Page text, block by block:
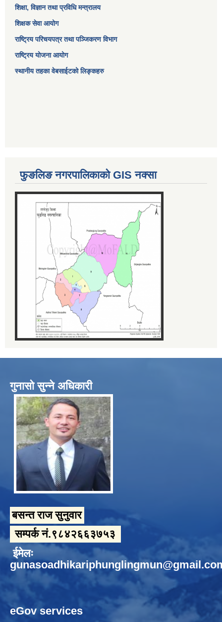
शिक्षा, विज्ञान तथा प्रविधि मन्त्रालय
शिक्षक सेवा आयोग
राष्ट्रिय परिचयपत्र तथा पञ्जिकरण विभाग
राष्ट्रिय योजना आयोग
स्थानीय तहका वेबसाईटको लिङ्कहरु
फुङलिङ नगरपालिकाको GIS नक्सा
गुनासो सुन्ने अधिकारी
बसन्त राज सुनुवार
सम्पर्क नं.९८४२६६३७५३
ईमेलः
eGov services